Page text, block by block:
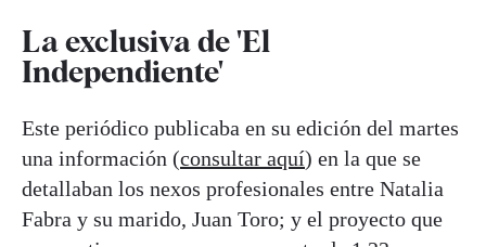
La exclusiva de 'El
Independiente'
Este periódico publicaba en su edición del martes
una información (consultar aquí) en la que se
detallaban los nexos profesionales entre Natalia
Fabra y su marido, Juan Toro; y el proyecto que